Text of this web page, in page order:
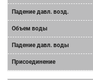
Падение давл. возд.
Объем воды
Падение давл. воды
Присоединение